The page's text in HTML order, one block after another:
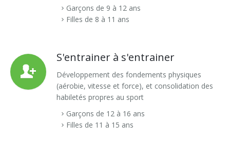
Garçons de 9 à 12 ans
Filles de 8 à 11 ans
S'entrainer à s'entrainer
Développement des fondements physiques
(aérobie, vitesse et force), et consolidation des
habiletés propres au sport
Garçons de 12 à 16 ans
Filles de 11 à 15 ans